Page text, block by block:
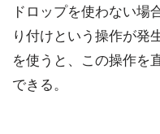
ドロップを使わない場
り付けという操作が発
を使うと、この操作を
できる。